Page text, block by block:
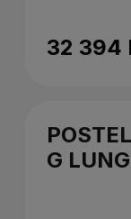
32 394
G